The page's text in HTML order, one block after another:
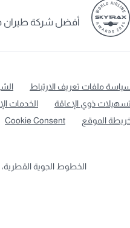
أفضل شركة طيران
ملفات تعريف الارتباط
ذوي الإعاقة
الخدمات
الموقع
Cookie Consent
الخطوط الجوية